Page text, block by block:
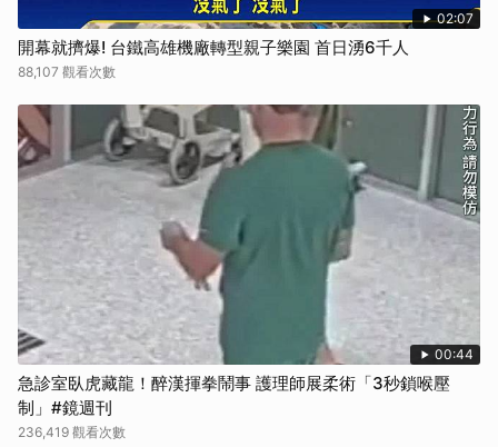
02:07
開幕就擠爆! 台鐵高雄機廠轉型親子樂園 首日湧6千人
88,107 觀看次數
00:44
急診室臥虎藏龍！醉漢揮拳鬧事 護理師展柔術「3秒鎖喉壓
制」#鏡週刊
236,419 觀看次數